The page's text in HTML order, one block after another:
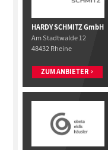
HARDY SCHMITZ GmbH
Am Stadtwalde 12
48432 Rheine
ZUM ANBIETER